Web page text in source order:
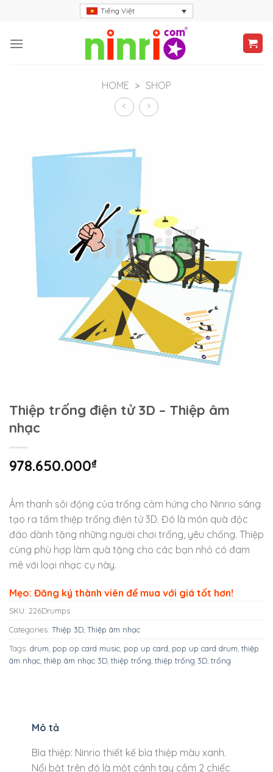
content
Tiếng Việt
HOME > SHOP
Thiệp trống điện tử 3D – Thiệp âm
nhạc
978.650.000₫
Âm thanh sôi động của trống cảm hứng cho Ninrio sáng
tạo ra tấm thiệp trống điện tử 3D. Đó là món quà độc
đáo dành tặng những người chơi trống, yêu chống. Thiệp
cùng phù hợp làm quà tặng cho các bạn nhỏ có đam
mê với loại nhạc cụ này.
Mẹo: Đăng ký thành viên để mua với giá tốt hơn!
SKU: 226Drumps
Categories: Thiệp 3D Thiệp âm nhạc
Tags: drum pop op card music pop up card pop up card drum thiệp
âm nhạc thiêp âm nhạc 3D thiệp trống thiệp trống 3D trống
Mô tả
Bìa thiệp: Ninrio thiết kế bìa thiệp màu xanh.
Nổi bật trên đó là một cánh tay cầm 2 chiếc